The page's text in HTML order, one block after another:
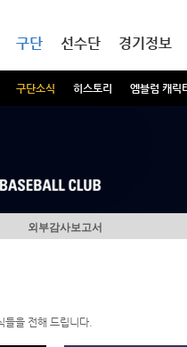
구단
구단소식 히스토리 엠블럼 캐릭
선수단 경기정보
외부감사보고서
들을 전해 드립니다.